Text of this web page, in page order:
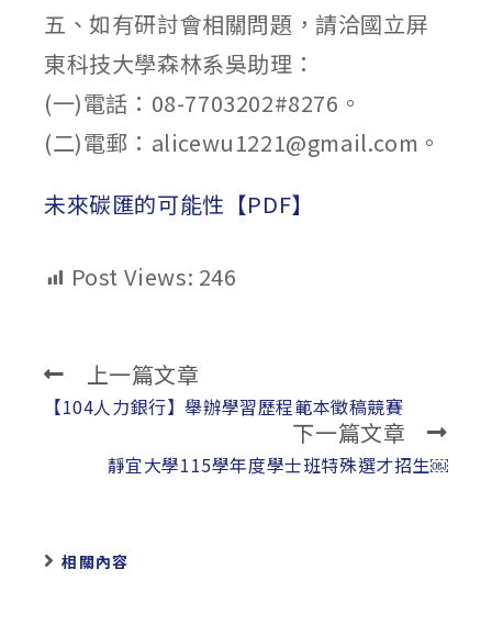
五、如有研討會相關問題，請洽國立屏
東科技大學森林系吳助理：
(一)電話：08-7703202#8276。
(二)電郵：alicewu1221@gmail.com。
未來碳匯的可能性【PDF】
Post Views: 246
Read
more
上一篇文章
【104人力銀行】舉辦學習歷程範本徵稿競賽
下一篇文章
靜宜大學115學年度學士班特殊選才招生￼
相關內容